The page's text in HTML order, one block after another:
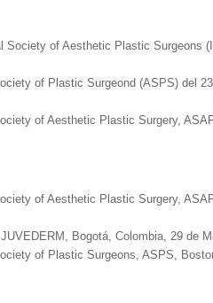
Society of Aesthetic Plastic Surgeons
of Plastic Surgeond (ASPS) del
of Aesthetic Plastic Surgery,
of Aesthetic Plastic Surgery,
Bogotá, Colombia, 29 de
of Plastic Surgeons, ASPS,